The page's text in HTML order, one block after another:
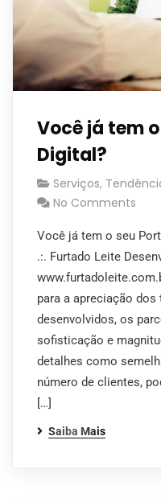
Você já tem
Digital?
Serviços,
No Comments
Você já tem o seu
.:. Furtado Leite
para a apreciação
desenvolvidos, os
sofisticação e
detalhes como
número de clientes,
[…]
Saiba Mais